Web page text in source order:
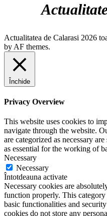
Actualitatea de Calarasi 2026
by AF themes.
Închide
Privacy Overview
This website uses cookies to
navigate through the website.
are categorized as necessary
as essential for the working of
Necessary
Necessary
Întotdeauna activate
Necessary cookies are
function properly. This
basic functionalities and
cookies do not store any